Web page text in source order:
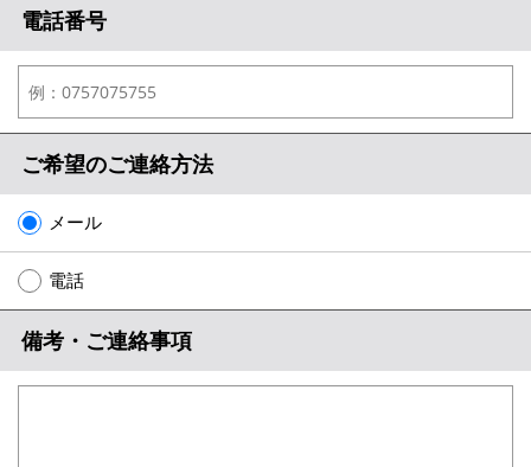
電話番号
ご希望のご連絡方法
メール
電話
備考・ご連絡事項